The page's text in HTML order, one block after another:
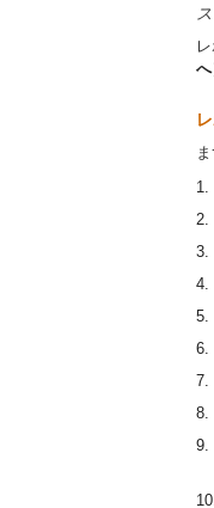
へ
1.
2.
3.
4.
5.
6.
7.
8.
9.
10.